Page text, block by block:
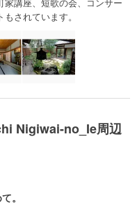
されています。
Nigiwai-no_Ie周辺
。